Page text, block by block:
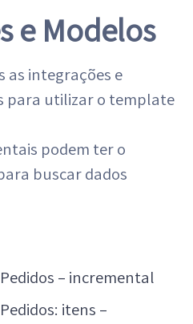
e Modelos
as integrações e
para utilizar o template
podem ter o
buscar dados
– incremental
itens –